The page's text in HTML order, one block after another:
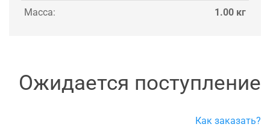
Масса: 1.00 кг
Ожидается поступление
Как заказать?